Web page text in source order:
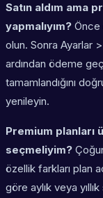
Satın aldım ama
yapmalıyım? Önce
olun. Sonra Ayarlar
ardından ödeme
tamamlandığını
yenileyin.
Premium planları
seçmeliyim?
özellik farkları plan
göre aylık veya